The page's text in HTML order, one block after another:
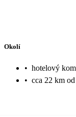
Okolí
• hotelový
• cca 22 km